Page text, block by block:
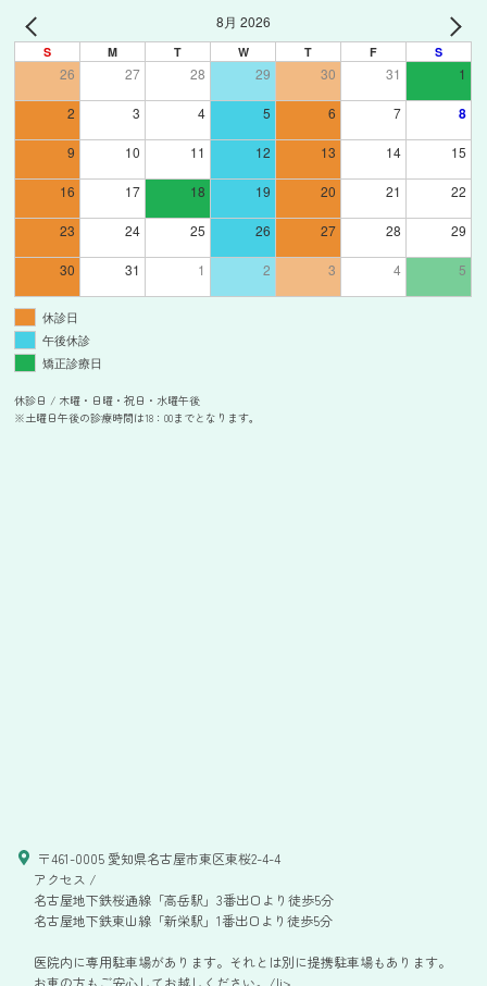
8月 2026
S M T W T F S
26 27 28 29 30 31 1
2 3 4 5 6 7 8
9 10 11 12 13 14 15
16 17 18 19 20 21 22
23 24 25 26 27 28 29
30 31 1 2 3 4 5
休診日
午後休診
矯正診療日
休診日 / 木曜・日曜・祝日・水曜午後
※土曜日午後の診療時間は18：00までとなります。
〒461-0005 愛知県名古屋市東区東桜2-4-4
アクセス /
名古屋地下鉄桜通線「高岳駅」3番出口より徒歩5分
名古屋地下鉄東山線「新栄駅」1番出口より徒歩5分
医院内に専用駐車場があります。それとは別に提携駐車場もあります。
お車の方もご安心してお越しください。/li>